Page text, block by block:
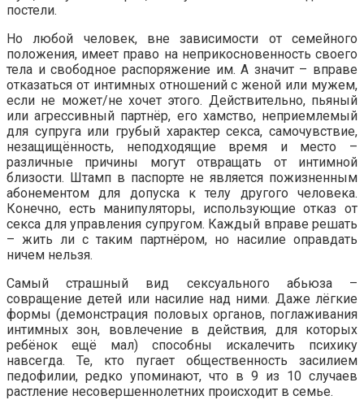
постели.
Но любой человек, вне зависимости от семейного
положения, имеет право на неприкосновенность своего
тела и свободное распоряжение им. А значит – вправе
отказаться от интимных отношений с женой или мужем,
если не может/не хочет этого. Действительно, пьяный
или агрессивный партнёр, его хамство, неприемлемый
для супруга или грубый характер секса, самочувствие,
незащищённость, неподходящие время и место –
различные причины могут отвращать от интимной
близости. Штамп в паспорте не является пожизненным
абонементом для допуска к телу другого человека.
Конечно, есть манипуляторы, использующие отказ от
секса для управления супругом. Каждый вправе решать
– жить ли с таким партнёром, но насилие оправдать
ничем нельзя.
Самый страшный вид сексуального абьюза –
совращение детей или насилие над ними. Даже лёгкие
формы (демонстрация половых органов, поглаживания
интимных зон, вовлечение в действия, для которых
ребёнок ещё мал) способны искалечить психику
навсегда. Те, кто пугает общественность засилием
педофилии, редко упоминают, что в 9 из 10 случаев
растление несовершеннолетних происходит в семье.